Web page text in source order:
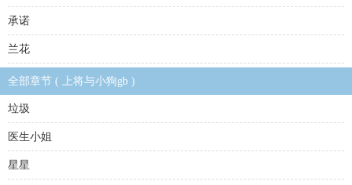
承诺
兰花
全部章节 ( 上将与小狗gb )
垃圾
医生小姐
星星